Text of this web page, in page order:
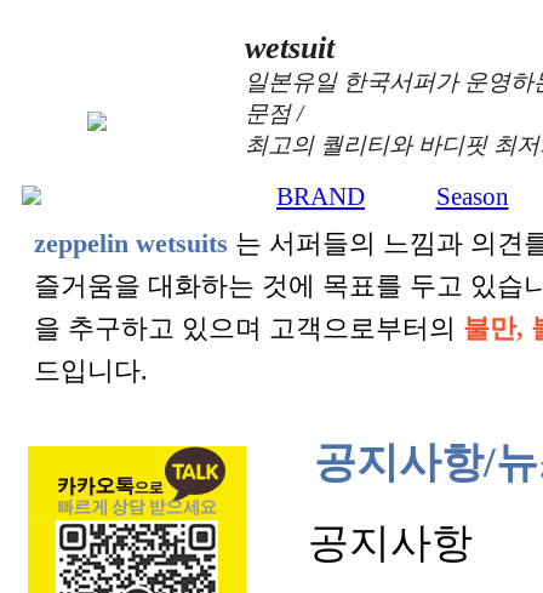
wetsuit
일본유일 한국서퍼가 운영
문점 /
최고의 퀄리티와 바디핏 최
BRAND Season
zeppelin wetsuits 는 서퍼들의 느낌과 의견
즐거움을 대화하는 것에 목표를 두고 있
을 추구하고 있으며 고객으로부터의 불만,
드입니다.
공지사항/
공지사항